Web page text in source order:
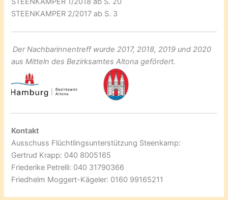
STEENKAMPER 2/2017 ab S. 3
Der Nachbarinnentreff wurde 2017, 2018, 2019 und 2020
aus Mitteln des Bezirksamtes Altona gefördert.
Kontakt
Ausschuss Flüchtlingsunterstützung Steenkamp:
Gertrud Krapp: 040 8005165
Friederike Petrelli: 040 31790366
Friedhelm Moggert-Kägeler: 0160 99165211